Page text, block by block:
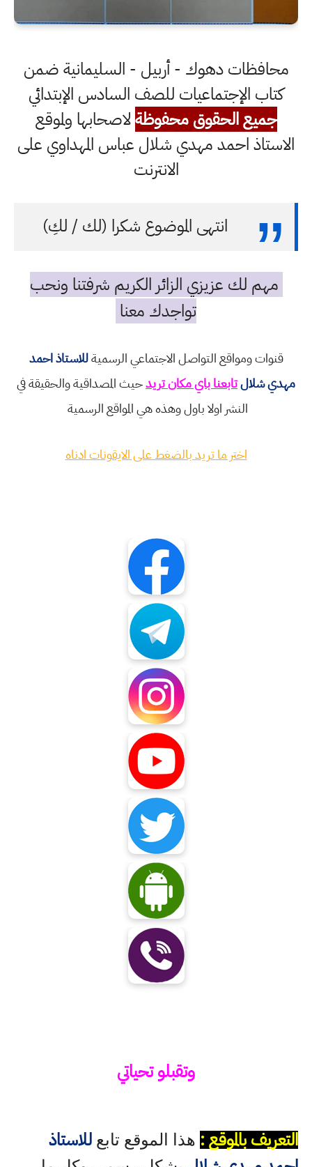
محافظات دهوك - أربيل - السليمانية ضمن
كتاب الإجتماعيات للصف السادس الإبتدائي
جميع الحقوق محفوظةلاصحابها ولموقع
الاستاذ احمد مهدي شلال عباس المهداوي على
الانترنت
انتهى الموضوع شكرا (لك / لكِ)
مهم لك عزيزي الزائر الكريم شرفتنا ونحب
تواجدك معنا
قنوات ومواقع التواصل الاجتماعي الرسميةللاستاذ احمد
مهدي شلالتابعنا باي مكان تريدحيث المصداقية والحقيقة في
النشر اولا باول وهذه هي المواقع الرسمية
اختر ما تريد بالضغط على الايقونات ادناه
وتقبلو تحياتي
التعريف بالموقع : هذا الموقع تابع للاستاذ